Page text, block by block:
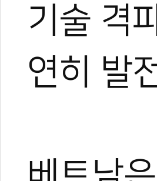
기술 격
연히 발